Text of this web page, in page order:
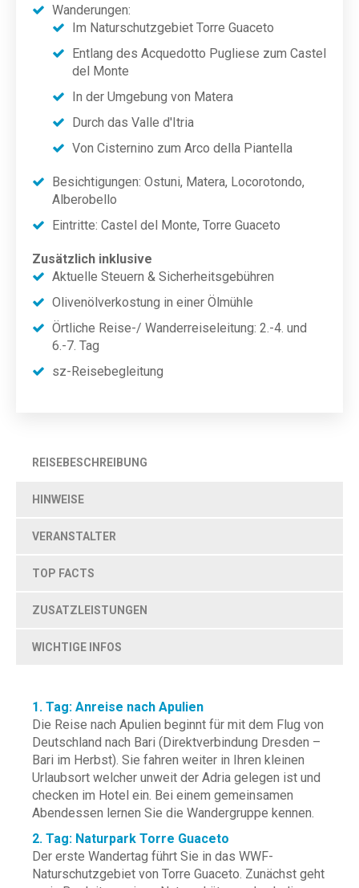
Wanderungen:
Im Naturschutzgebiet Torre Guaceto
Entlang des Acquedotto Pugliese zum Castel
del Monte
In der Umgebung von Matera
Durch das Valle d'Itria
Von Cisternino zum Arco della Piantella
Besichtigungen: Ostuni, Matera, Locorotondo,
Alberobello
Eintritte: Castel del Monte, Torre Guaceto
Zusätzlich inklusive
Aktuelle Steuern & Sicherheitsgebühren
Olivenölverkostung in einer Ölmühle
Örtliche Reise-/ Wanderreiseleitung: 2.-4. und
6.-7. Tag
sz-Reisebegleitung
REISEBESCHREIBUNG
HINWEISE
VERANSTALTER
TOP FACTS
ZUSATZLEISTUNGEN
WICHTIGE INFOS
1. Tag: Anreise nach Apulien
Die Reise nach Apulien beginnt für mit dem Flug von
Deutschland nach Bari (Direktverbindung Dresden –
Bari im Herbst). Sie fahren weiter in Ihren kleinen
Urlaubsort welcher unweit der Adria gelegen ist und
checken im Hotel ein. Bei einem gemeinsamen
Abendessen lernen Sie die Wandergruppe kennen.
2. Tag: Naturpark Torre Guaceto
Der erste Wandertag führt Sie in das WWF-
Naturschutzgebiet von Torre Guaceto. Zunächst geht